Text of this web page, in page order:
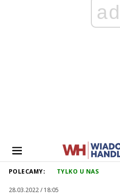
ad
POLECAMY: TYLKO U NAS
28.03.2022 / 18:05